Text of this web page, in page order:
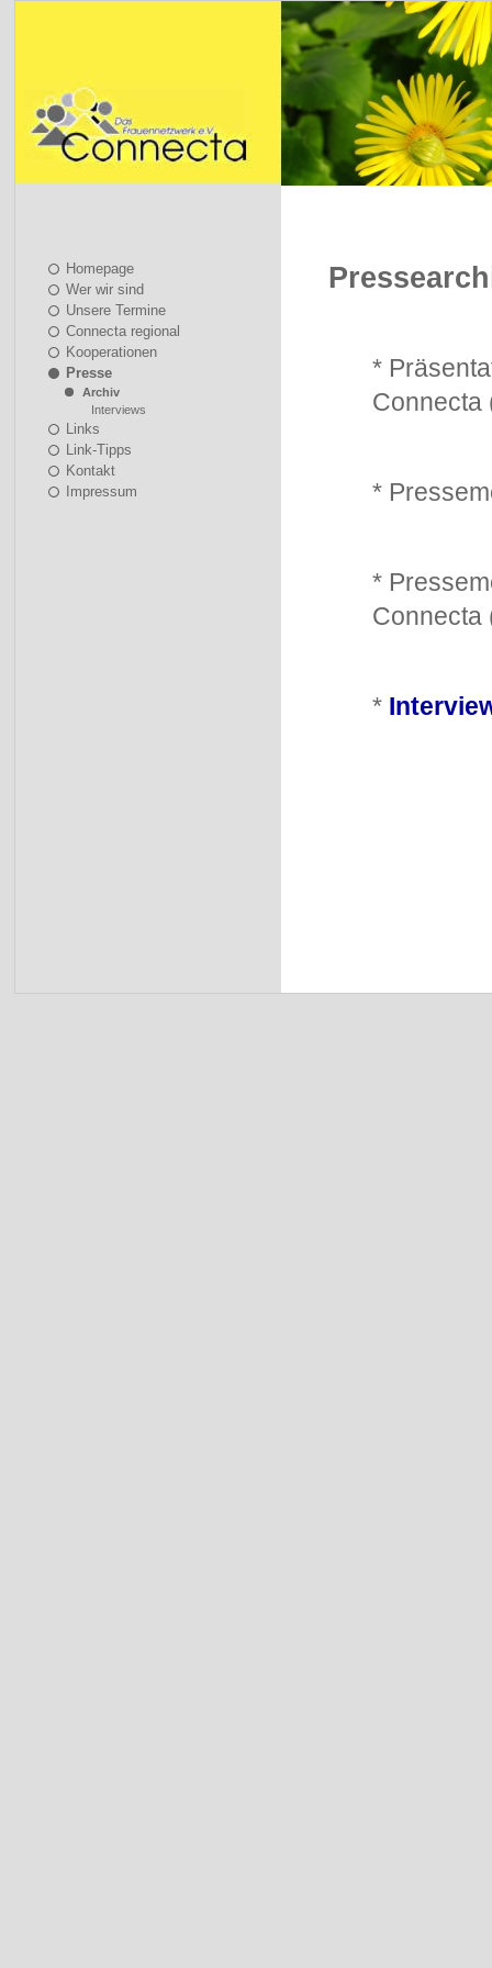
Homepage
Wer wir sind
Unsere Termine
Connecta regional
Kooperationen
Presse
Archiv
Interviews
Links
Link-Tipps
Kontakt
Impressum
*
Connecta
*
*
Connecta
*